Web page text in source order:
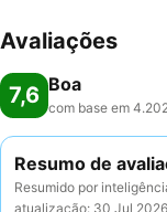
Avaliações
7,6 Boa
com base em
Resumo de
Resumido por
atualização: 30 Jul 2026